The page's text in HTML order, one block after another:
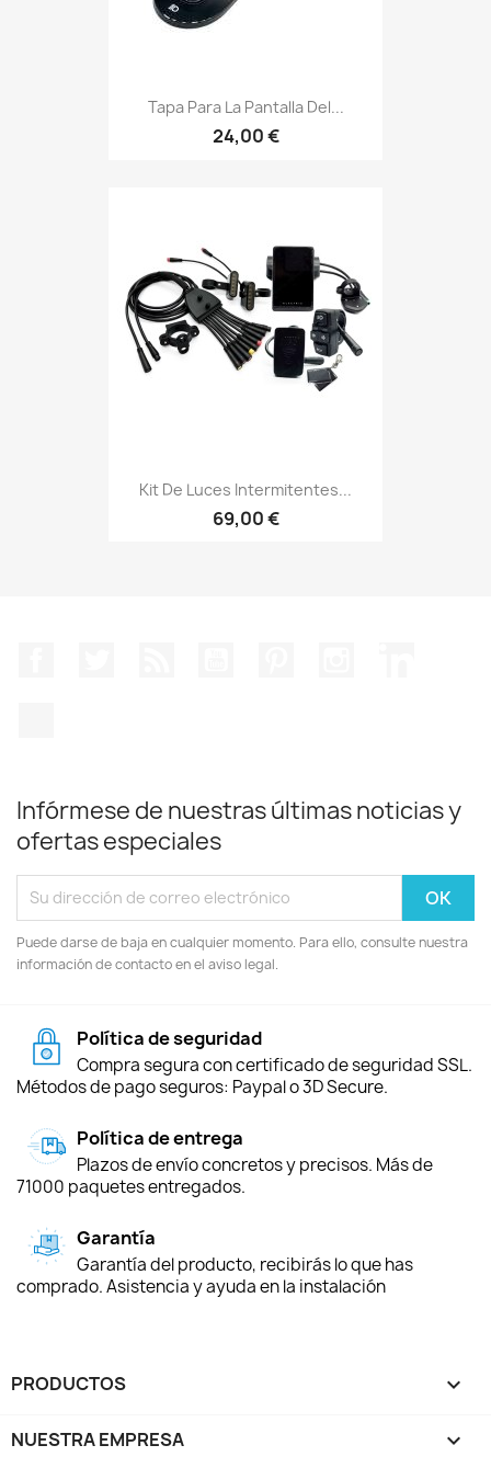
Tapa Para La Pantalla Del...
24,00 €
Kit De Luces Intermitentes...
69,00 €
Infórmese de nuestras últimas noticias y
ofertas especiales
Puede darse de baja en cualquier momento. Para ello, consulte nuestra
información de contacto en el aviso legal.
Política de seguridad
Compra segura con certificado de seguridad SSL.
Métodos de pago seguros: Paypal o 3D Secure.
Política de entrega
Plazos de envío concretos y precisos. Más de
71000 paquetes entregados.
Garantía
Garantía del producto, recibirás lo que has
comprado. Asistencia y ayuda en la instalación
PRODUCTOS 
NUESTRA EMPRESA 